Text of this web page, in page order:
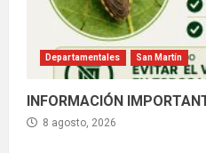
Departamentales San Martín
INFORMACIÓN
8 agosto, 2026